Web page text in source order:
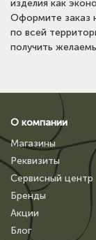
изделия как
Оформите заказ
по всей
получить
О компании
Магазины
Реквизиты
Сервисный центр
Бренды
Акции
Блог